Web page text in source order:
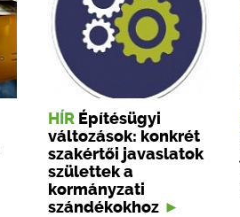
HÍR Építésügyi
változások: konkrét
szakértői javaslatok
születtek a
kormányzati
szándékokhoz